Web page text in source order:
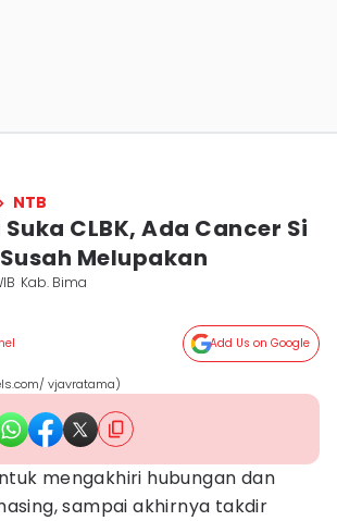
NTB
CLBK, Ada Cancer Si
Melupakan
Kab. Bima
Add Us on Google
vjavratama)
mengakhiri hubungan dan
sampai akhirnya takdir